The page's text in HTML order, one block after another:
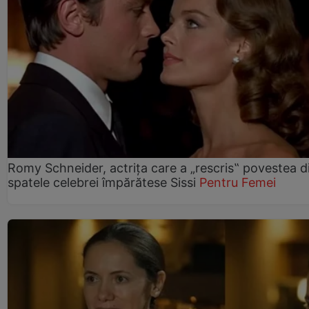
Romy Schneider, actrița care a „rescris‟ povestea
spatele celebrei împărătese Sissi Pentru Femei